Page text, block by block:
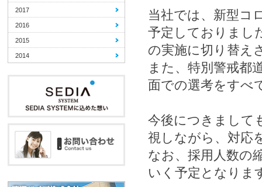
当社では、新型コ
予定しておりまし
の実施に切り替え
また、特別警戒都
面での選考をすべ
今後につきまして
視しながら、対応
なお、採用人数の
いく予定となりま
2017
2016
2015
2014